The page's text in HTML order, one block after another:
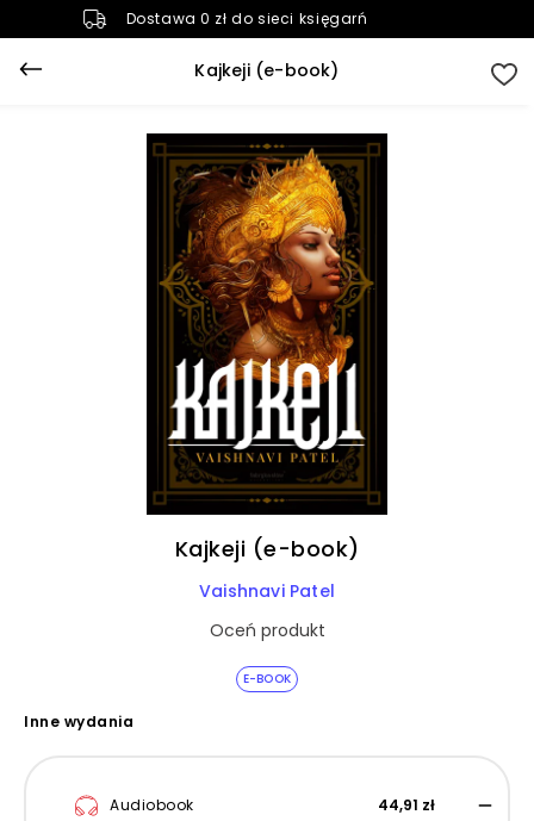
Dostawa 0 zł do sieci księgarń
Kajkeji (e-book)
E-BOOK
Kajkeji (e-book)
Vaishnavi Patel
Oceń produkt
Inne wydania
Audiobook 44,91 zł